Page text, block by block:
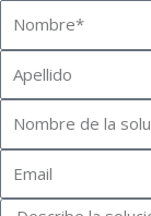
Nombre
Apellido
Nombre
solución